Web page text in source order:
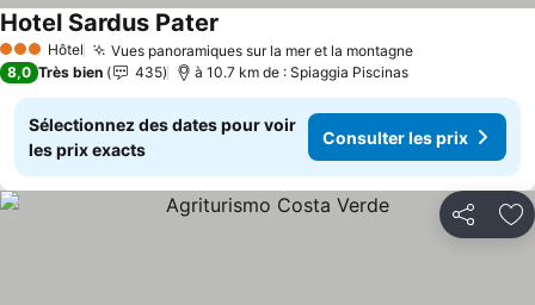
3 ÉtoilesHôtel Vues panoramiques sur la mer et la montagne
Hotel Sardus Pater
8,0 Très bien 435 à 10.7 km de : Spiaggia Piscinas
Sélectionnez des dates pour voir
les prix exacts
Consulter les prix
Partager